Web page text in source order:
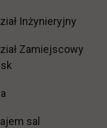
Inżynieryjny
Zamiejscowy
sal